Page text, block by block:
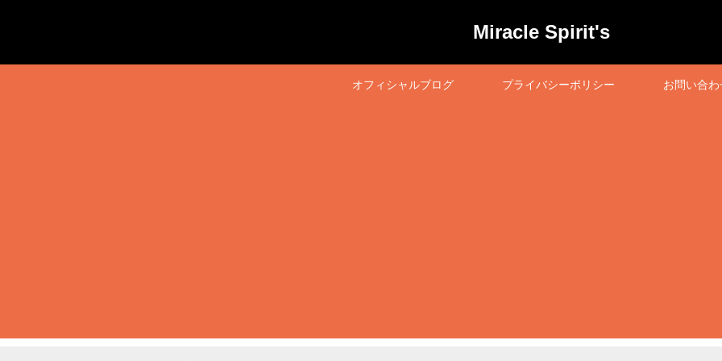
Miracle Spirit's
オフィシャルブログ プライバシーポリシー お問い合わ